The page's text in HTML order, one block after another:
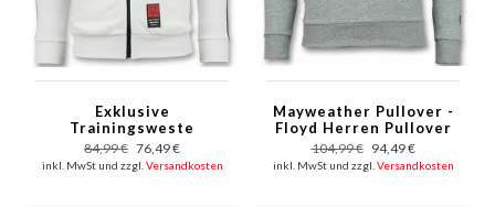
Exklusive
Trainingsweste
Männer - TMT Floyd
Mayweather - Weiß
84,99 € 76,49 €
inkl. MwSt und zzgl. Versandkosten
Mayweather Pullover -
Floyd Herren Pullover
- Money Team - Grau
104,99 € 94,49 €
inkl. MwSt und zzgl. Versandkosten